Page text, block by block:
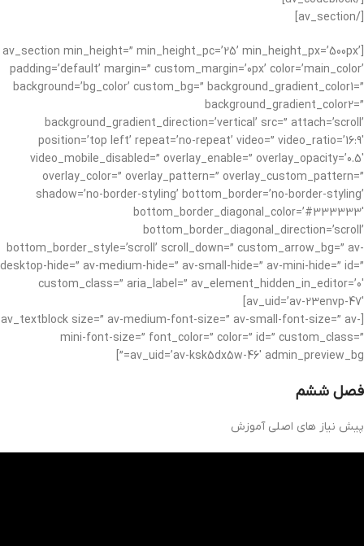
[/av_section]
[av_section min_height=” min_height_pc=’25’ min_height_px=’500px’
padding=’default’ margin=” custom_margin=’0px’ color=’main_color’
background=’bg_color’ custom_bg=” background_gradient_color1=”
background_gradient_color2=”
background_gradient_direction=’vertical’ src=” attach=’scroll’
position=’top left’ repeat=’no-repeat’ video=” video_ratio=’16:9′
video_mobile_disabled=” overlay_enable=” overlay_opacity=’0.5′
overlay_color=” overlay_pattern=” overlay_custom_pattern=”
shadow=’no-border-styling’ bottom_border=’no-border-styling’
bottom_border_diagonal_color=’#333333′
bottom_border_diagonal_direction=’scroll’
bottom_border_style=’scroll’ scroll_down=” custom_arrow_bg=” av-
desktop-hide=” av-medium-hide=” av-small-hide=” av-mini-hide=” id=”
custom_class=” aria_label=” av_element_hidden_in_editor=’0′
av_uid=’av-23envp-47′]
[av_textblock size=” av-medium-font-size=” av-small-font-size=” av-
mini-font-size=” font_color=” color=” id=” custom_class=”
av_uid=’av-ksk5dx5w-46′ admin_preview_bg=”]
فصل ششم
پیش نیاز های اصلی آموزش